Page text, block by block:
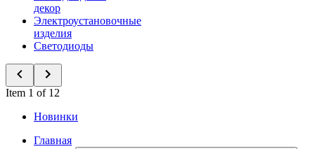
декор
Электроустановочные
изделия
Светодиоды
Item 1 of 12
Новинки
Главная